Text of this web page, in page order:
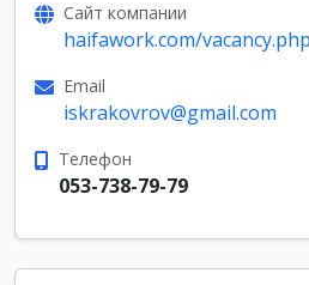
Сайт компании
haifawork.com/
Email
iskrakovrov@gmail.com
Телефон
053-738-79-79